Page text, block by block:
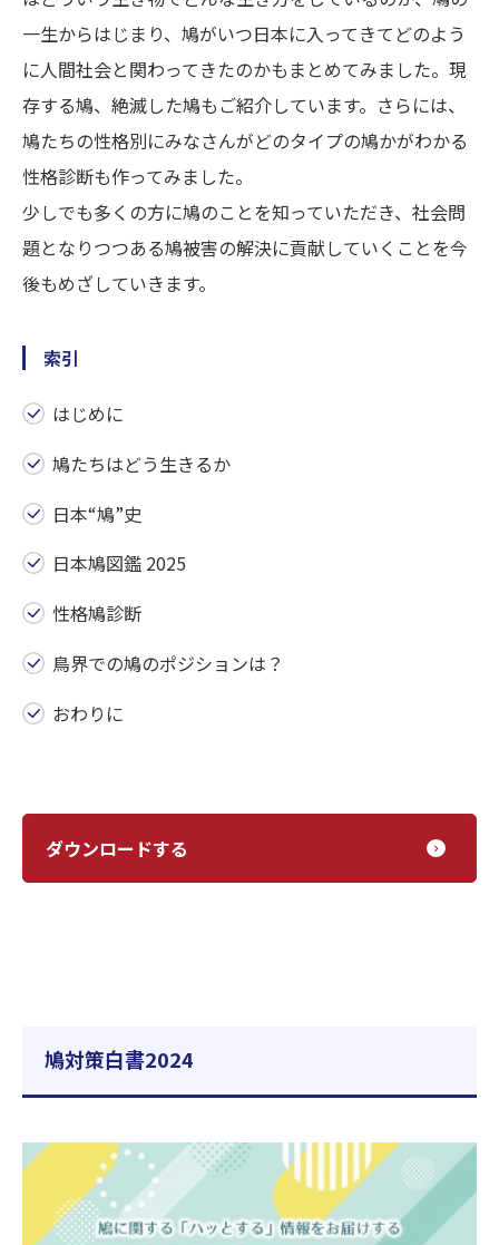
一生からはじまり、鳩がいつ日本に入ってきてどのよう
に人間社会と関わってきたのかもまとめてみました。現
存する鳩、絶滅した鳩もご紹介しています。さらには、
鳩たちの性格別にみなさんがどのタイプの鳩かがわかる
性格診断も作ってみました。
少しでも多くの方に鳩のことを知っていただき、社会問
題となりつつある鳩被害の解決に貢献していくことを今
後もめざしていきます。
索引
はじめに
鳩たちはどう生きるか
日本“鳩”史
日本鳩図鑑 2025
性格鳩診断
鳥界での鳩のポジションは？
おわりに
ダウンロードする
鳩対策白書2024